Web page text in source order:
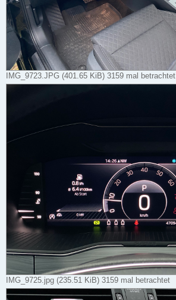
IMG_9723.JPG (401.65 KiB) 3159 mal betrachtet
IMG_9725.jpg (235.51 KiB) 3159 mal betrachtet